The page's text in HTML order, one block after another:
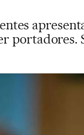
portadores.